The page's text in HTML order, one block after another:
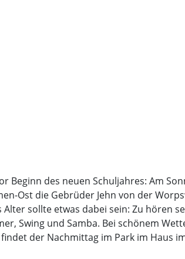
Beginn des neuen Schuljahres: Am
Ost die Gebrüder Jehn von der
sollte etwas dabei sein: Zu hören
Swing und Samba. Bei schönem
der Nachmittag im Park im Haus